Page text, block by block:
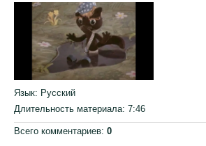
Язык: Русский
Длительность материала: 7:46
Всего комментариев: 0